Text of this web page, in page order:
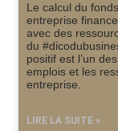
Le calcul du
entreprise
avec des
du
positif est l’un
emplois et les
entreprise.
LIRE LA SUITE »